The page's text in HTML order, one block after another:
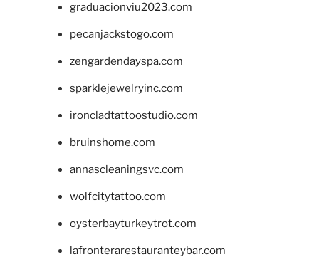
graduacionviu2023.com
pecanjackstogo.com
zengardendayspa.com
sparklejewelryinc.com
ironcladtattoostudio.com
bruinshome.com
annascleaningsvc.com
wolfcitytattoo.com
oysterbayturkeytrot.com
lafronterarestauranteybar.com